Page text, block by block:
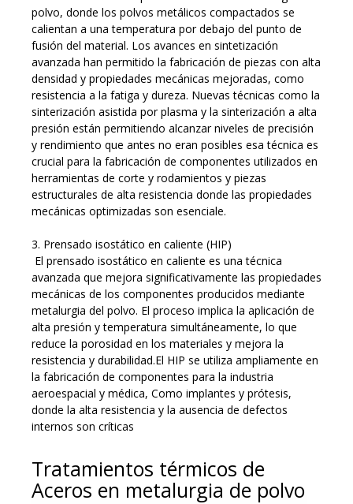
polvo, donde los polvos metálicos compactados se
calientan a una temperatura por debajo del punto de
fusión del material. Los avances en sintetización
avanzada han permitido la fabricación de piezas con alta
densidad y propiedades mecánicas mejoradas, como
resistencia a la fatiga y dureza. Nuevas técnicas como la
sinterización asistida por plasma y la sinterización a alta
presión están permitiendo alcanzar niveles de precisión
y rendimiento que antes no eran posibles esa técnica es
crucial para la fabricación de componentes utilizados en
herramientas de corte y rodamientos y piezas
estructurales de alta resistencia donde las propiedades
mecánicas optimizadas son esenciale.
3. Prensado isostático en caliente (HIP)
El prensado isostático en caliente es una técnica
avanzada que mejora significativamente las propiedades
mecánicas de los componentes producidos mediante
metalurgia del polvo. El proceso implica la aplicación de
alta presión y temperatura simultáneamente, lo que
reduce la porosidad en los materiales y mejora la
resistencia y durabilidad.El HIP se utiliza ampliamente en
la fabricación de componentes para la industria
aeroespacial y médica, Como implantes y prótesis,
donde la alta resistencia y la ausencia de defectos
internos son críticas
Tratamientos térmicos de
Aceros en metalurgia de polvo